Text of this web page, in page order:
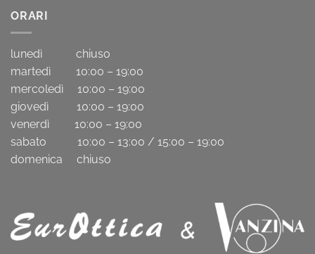
ORARI
lunedì chiuso
martedì 10:00 – 19:00
mercoledì 10:00 – 19:00
giovedì 10:00 – 19:00
venerdì 10:00 – 19:00
sabato 10:00 – 13:00 / 15:00 – 19:00
domenica chiuso